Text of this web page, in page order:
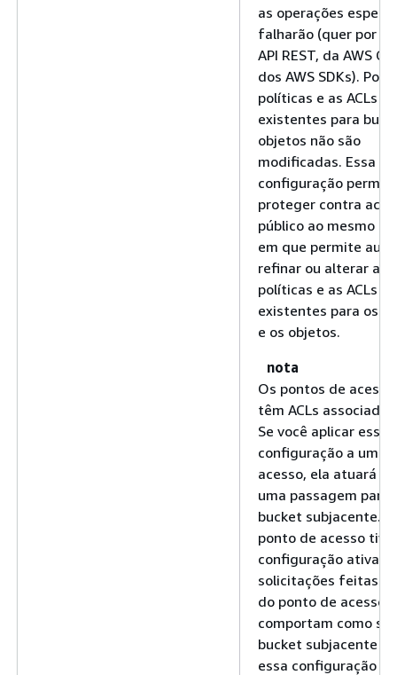
as operações
falharão (quer por
API REST, da AWS
dos AWS SDKs).
políticas e as ACLs
existentes para
objetos não são
modificadas. Essa
configuração
proteger contra
público ao mesmo
em que permite
refinar ou alterar as
políticas e as ACLs
existentes para os
e os objetos.
nota
Os pontos de
têm ACLs
Se você aplicar essa
configuração a um
acesso, ela atuará
uma passagem para
bucket subjacente.
ponto de acesso
configuração
solicitações feitas
do ponto de acesso
comportam como se
bucket subjacente
essa configuração